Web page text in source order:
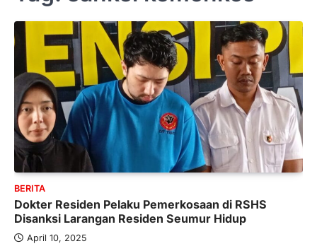
BERITA
Dokter Residen Pelaku Pemerkosaan di RSHS
Disanksi Larangan Residen Seumur Hidup
April 10, 2025